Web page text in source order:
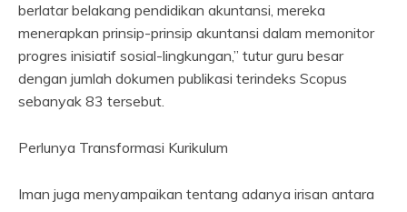
berlatar belakang pendidikan akuntansi, mereka
menerapkan prinsip-prinsip akuntansi dalam memonitor
progres inisiatif sosial-lingkungan,” tutur guru besar
dengan jumlah dokumen publikasi terindeks Scopus
sebanyak 83 tersebut.
Perlunya Transformasi Kurikulum
Iman juga menyampaikan tentang adanya irisan antara